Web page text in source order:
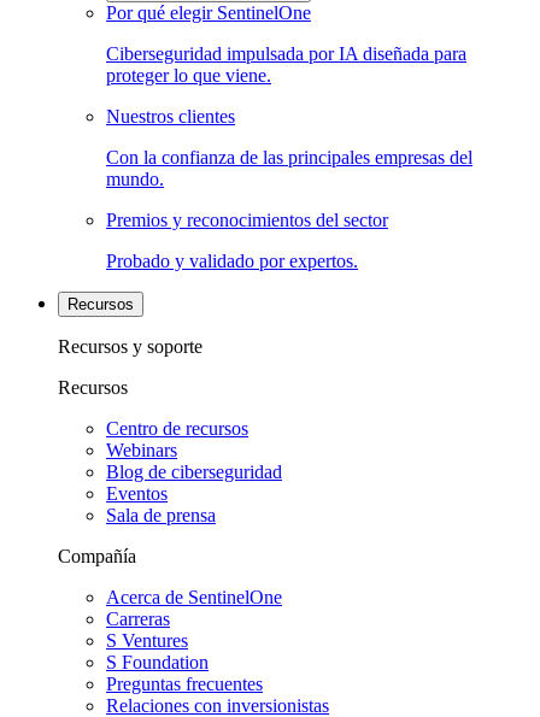
Por qué elegir SentinelOne
Ciberseguridad impulsada por IA diseñada para
proteger lo que viene.
Nuestros clientes
Con la confianza de las principales empresas del
mundo.
Premios y reconocimientos del sector
Probado y validado por expertos.
Recursos
Recursos y soporte
Recursos
Centro de recursos
Webinars
Blog de ciberseguridad
Eventos
Sala de prensa
Compañía
Acerca de SentinelOne
Carreras
S Ventures
S Foundation
Preguntas frecuentes
Relaciones con inversionistas